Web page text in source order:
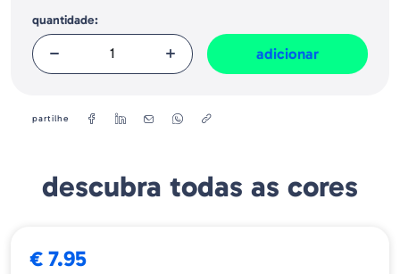
quantidade:
adicionar
partilhe
descubra todas as cores
€ 7.95